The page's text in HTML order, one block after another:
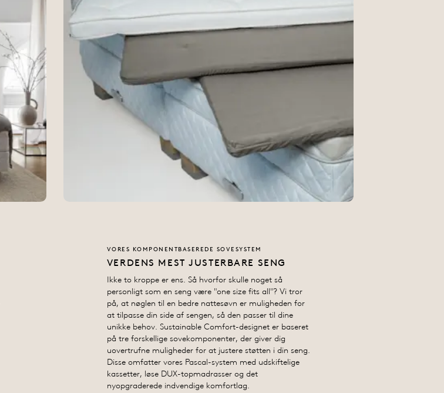
VORES KOMPONENTBASEREDE SOVESYSTEM
VERDENS MEST JUSTERBARE SENG
Ikke to kroppe er ens. Så hvorfor skulle noget så
personligt som en seng være "one size fits all"? Vi tror
på, at nøglen til en bedre nattesøvn er muligheden for
at tilpasse din side af sengen, så den passer til dine
unikke behov. Sustainable Comfort-designet er baseret
på tre forskellige sovekomponenter, der giver dig
uovertrufne muligheder for at justere støtten i din seng.
Disse omfatter vores Pascal-system med udskiftelige
kassetter, løse DUX-topmadrasser og det
nyopgraderede indvendige komfortlag.